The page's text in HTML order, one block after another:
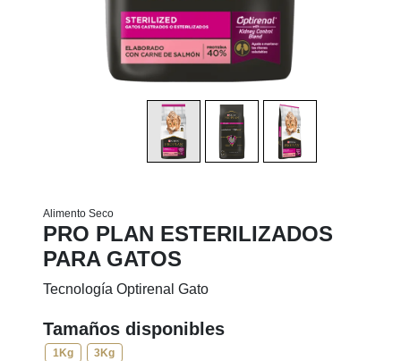
Alimento Seco
PRO PLAN ESTERILIZADOS
PARA GATOS
Tecnología Optirenal Gato
Tamaños disponibles
1Kg 3Kg